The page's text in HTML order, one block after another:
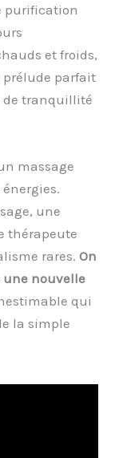
purification
et froids,
prélude parfait
de tranquillité
massage
une
thérapeute
rares.On
une nouvelle
qui
la simple